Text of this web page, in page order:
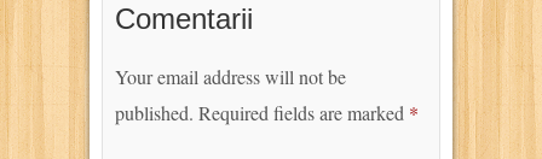
Comentarii
Your email address will not be
published. Required fields are marked *